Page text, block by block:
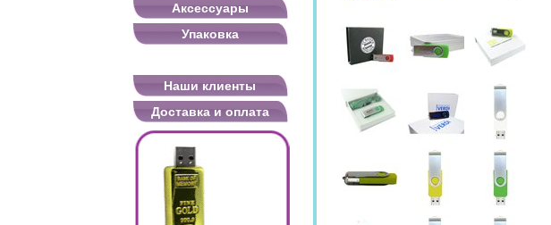
Аксессуары
Упаковка
Наши клиенты
Доставка и оплата